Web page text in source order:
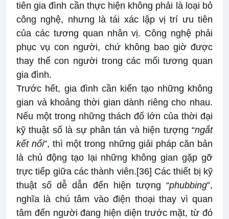
tiên gia đình cần thực hiện không phải là loại bỏ
công nghệ, nhưng là tái xác lập vị trí ưu tiên
của các tương quan nhân vị. Công nghệ phải
phục vụ con người, chứ không bao giờ được
thay thế con người trong các mối tương quan
gia đình.
Trước hết, gia đình cần kiến tạo những không
gian và khoảng thời gian dành riêng cho nhau.
Nếu một trong những thách đố lớn của thời đại
kỹ thuật số là sự phân tán và hiện tượng “ngắt
kết nối”, thì một trong những giải pháp căn bản
là chủ động tạo lại những không gian gặp gỡ
trực tiếp giữa các thành viên.[36] Các thiết bị kỹ
thuật số dễ dẫn đến hiện tượng “phubbing”,
nghĩa là chú tâm vào điện thoại thay vì quan
tâm đến người đang hiện diện trước mặt, từ đó